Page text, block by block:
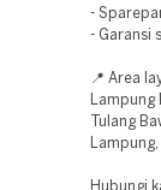
-
- Garansi
📍 Area
Tulang
Hubungi